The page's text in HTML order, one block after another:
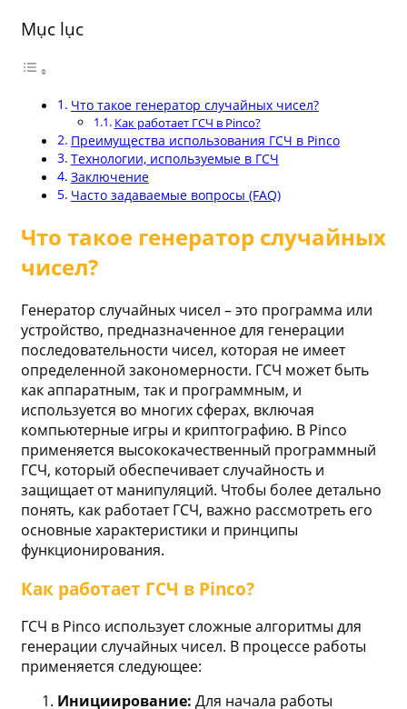
Mục lục
Что такое генератор случайных чисел?
Как работает ГСЧ в Pinco?
Преимущества использования ГСЧ в Pinco
Технологии, используемые в ГСЧ
Заключение
Часто задаваемые вопросы (FAQ)
Что такое генератор случайных
чисел?
Генератор случайных чисел – это программа или
устройство, предназначенное для генерации
последовательности чисел, которая не имеет
определенной закономерности. ГСЧ может быть
как аппаратным, так и программным, и
используется во многих сферах, включая
компьютерные игры и криптографию. В Pinco
применяется высококачественный программный
ГСЧ, который обеспечивает случайность и
защищает от манипуляций. Чтобы более детально
понять, как работает ГСЧ, важно рассмотреть его
основные характеристики и принципы
функционирования.
Как работает ГСЧ в Pinco?
ГСЧ в Pinco использует сложные алгоритмы для
генерации случайных чисел. В процессе работы
применяется следующее:
Инициирование: Для начала работы